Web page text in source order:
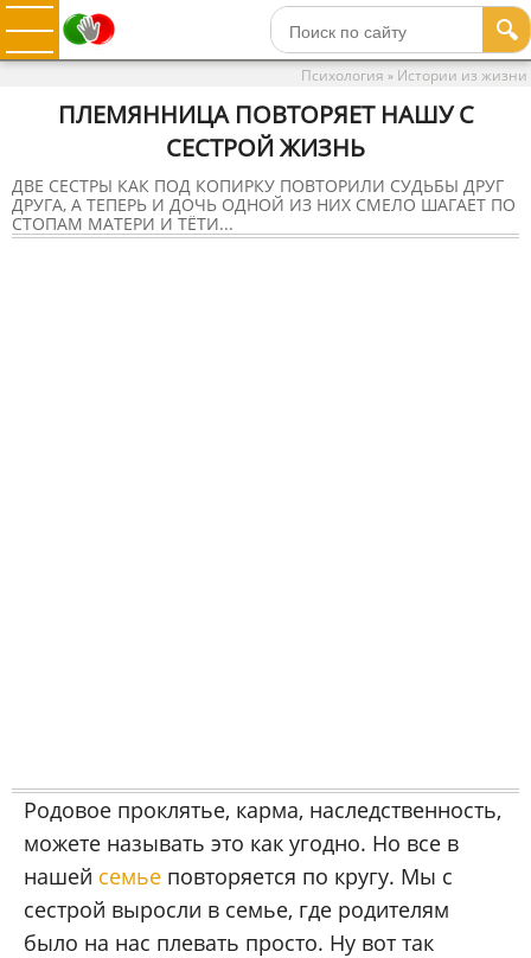
🔍
Психология » Истории из жизни
ПЛЕМЯННИЦА ПОВТОРЯЕТ НАШУ С
СЕСТРОЙ ЖИЗНЬ
ДВЕ СЕСТРЫ КАК ПОД КОПИРКУ ПОВТОРИЛИ СУДЬБЫ ДРУГ
ДРУГА, А ТЕПЕРЬ И ДОЧЬ ОДНОЙ ИЗ НИХ СМЕЛО ШАГАЕТ ПО
СТОПАМ МАТЕРИ И ТЁТИ...
Родовое проклятье, карма, наследственность,
можете называть это как угодно. Но все в
нашей семье повторяется по кругу. Мы с
сестрой выросли в семье, где родителям
было на нас плевать просто. Ну вот так